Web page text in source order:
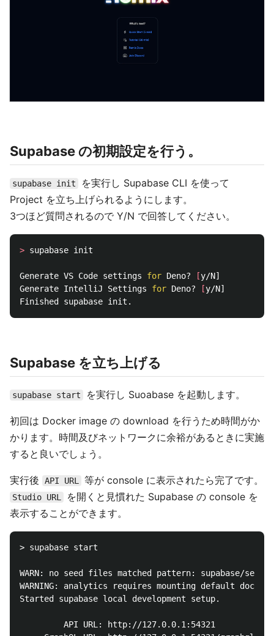
Supabase の初期設定を行う。
supabase init
を実行し Supabase CLI を使って
Project を立ち上げられるようにします。
3つほど質問されるので Y/N で回答してください。
> supabase init
Generate VS Code settings for Deno? [y/N]
Generate IntelliJ Settings for Deno? [y/N]
Supabase を立ち上げる
supabase start を実行し Suoabase を起動します。
初回は Docker image の download を行うため時間がか
かります。時間及びネットワークに余裕があるときに実施
すると良いでしょう。
実行後 API URL 等が console に表示されたら完了です。
Studio URL
を開くと見慣れた Supabase の console を
表示することができます。
> supabase start
WARN: no seed files matched pattern: supabase/
WARNING: analytics requires mounting default
Started supabase local development setup.
         API URL: http://127.0.0.1:54321